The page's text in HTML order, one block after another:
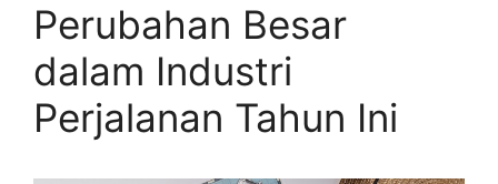
Perubahan Besar
dalam Industri
Perjalanan Tahun Ini